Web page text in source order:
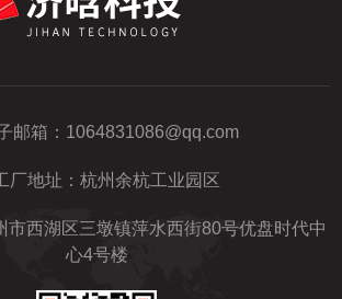
邮箱： 1064831086@qq.com
厂地址：杭州余杭工业园区
市西湖区三墩镇萍水西街80号优盘时代中
心4号楼